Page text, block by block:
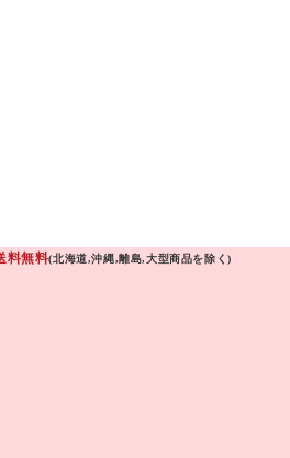
料無料(北海道,沖縄,離島,大型商品を除く)